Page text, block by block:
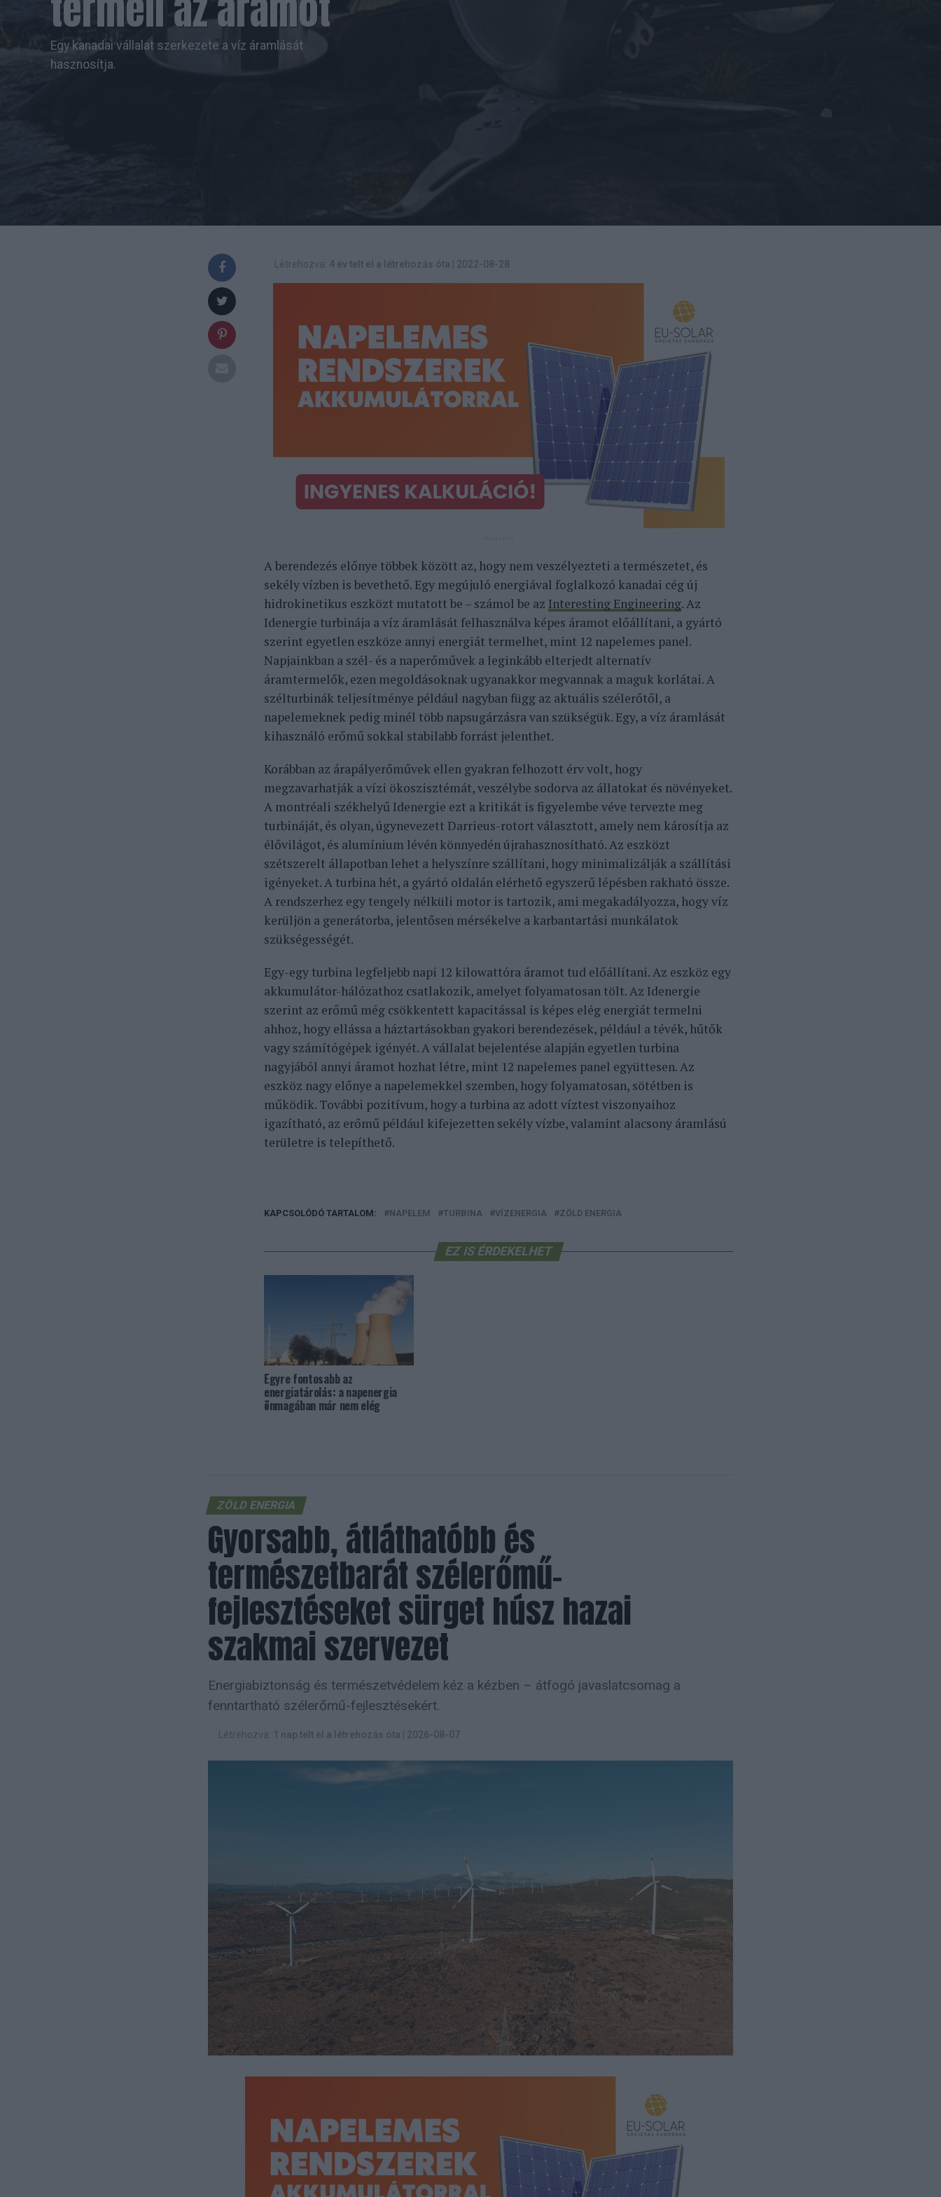
Egy kanadai vállalat szerkezete a víz áramlását
hasznosítja.
Létrehozva: 4 év telt el a létrehozás óta 2022-08-28
A berendezés előnye többek között az, hogy nem veszélyezteti a természetet, és
sekély vízben is bevethető. Egy megújuló energiával foglalkozó kanadai cég új
hidrokinetikus eszközt mutatott be – számol be az Interesting Engineering. Az
Idenergie turbinája a víz áramlását felhasználva képes áramot előállítani, a gyártó
szerint egyetlen eszköze annyi energiát termelhet, mint 12 napelemes panel.
Napjainkban a szél- és a naperőművek a leginkább elterjedt alternatív
áramtermelők, ezen megoldásoknak ugyanakkor megvannak a maguk korlátai. A
szélturbinák teljesítménye például nagyban függ az aktuális szélerőtől, a
napelemeknek pedig minél több napsugárzásra van szükségük. Egy, a víz áramlását
kihasználó erőmű sokkal stabilabb forrást jelenthet.
Korábban az árapályerőművek ellen gyakran felhozott érv volt, hogy
megzavarhatják a vízi ökoszisztémát, veszélybe sodorva az állatokat és növényeket.
A montréali székhelyű Idenergie ezt a kritikát is figyelembe véve tervezte meg
turbináját, és olyan, úgynevezett Darrieus-rotort választott, amely nem károsítja az
élővilágot, és alumínium lévén könnyedén újrahasznosítható.Az eszközt
szétszerelt állapotban lehet a helyszínre szállítani, hogy minimalizálják a szállítási
igényeket. A turbina hét, a gyártó oldalán elérhető egyszerű lépésben rakható össze.
A rendszerhez egy tengely nélküli motor is tartozik, ami megakadályozza, hogy víz
kerüljön a generátorba, jelentősen mérsékelve a karbantartási munkálatok
szükségességét.
Egy-egy turbina legfeljebb napi 12 kilowattóra áramot tud előállítani. Az eszköz egy
akkumulátor-hálózathoz csatlakozik, amelyet folyamatosan tölt. Az Idenergie
szerint az erőmű még csökkentett kapacitással is képes elég energiát termelni
ahhoz, hogy ellássa a háztartásokban gyakori berendezések, például a tévék, hűtők
vagy számítógépek igényét.A vállalat bejelentése alapján egyetlen turbina
nagyjából annyi áramot hozhat létre, mint 12 napelemes panel együttesen. Az
eszköz nagy előnye a napelemekkel szemben, hogy folyamatosan, sötétben is
működik. További pozitívum, hogy a turbina az adott víztest viszonyaihoz
igazítható, az erőmű például kifejezetten sekély vízbe, valamint alacsony áramlású
területre is telepíthető.
KAPCSOLÓDÓ TARTALOM: NAPELEM TURBINA VÍZENERGIA ZÖLD ENERGIA
EZ IS ÉRDEKELHET
Egyre fontosabb az
energiatárolás: a napenergia
önmagában már nem elég
ZÖLD ENERGIA
Gyorsabb, átláthatóbb és
természetbarát szélerőmű-
fejlesztéseket sürget húsz hazai
szakmai szervezet
Energiabiztonság és természetvédelem kéz a kézben – átfogó javaslatcsomag a
fenntartható szélerőmű-fejlesztésekért.
Létrehozva: 1 nap telt el a létrehozás óta 2026-08-07